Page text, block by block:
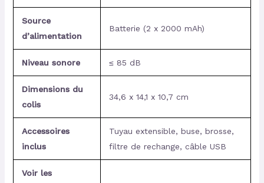
Source
d’alimentation
Batterie (2 x 2000 mAh)
Niveau sonore ≤ 85 dB
Dimensions du
colis
34,6 x 14,1 x 10,7 cm
Accessoires
inclus
Tuyau extensible, buse, brosse,
filtre de rechange, câble USB
Voir les